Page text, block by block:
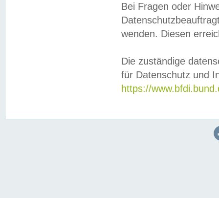
Bei Fragen oder
wenden. Diesen
Die zuständige
für Datenschutz und
https://